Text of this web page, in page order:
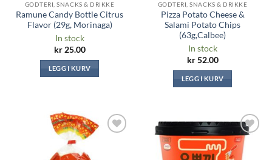
GODTERI, SNACKS & DRIKKE
Ramune Candy Bottle Citrus
Flavor (29g, Morinaga)
In stock
kr25.00
LEGG I KURV
GODTERI, SNACKS & DRIKKE
Pizza Potato Cheese &
Salami Potato Chips
(63g,Calbee)
In stock
kr52.00
LEGG I KURV
Legg til i
ønskeliste